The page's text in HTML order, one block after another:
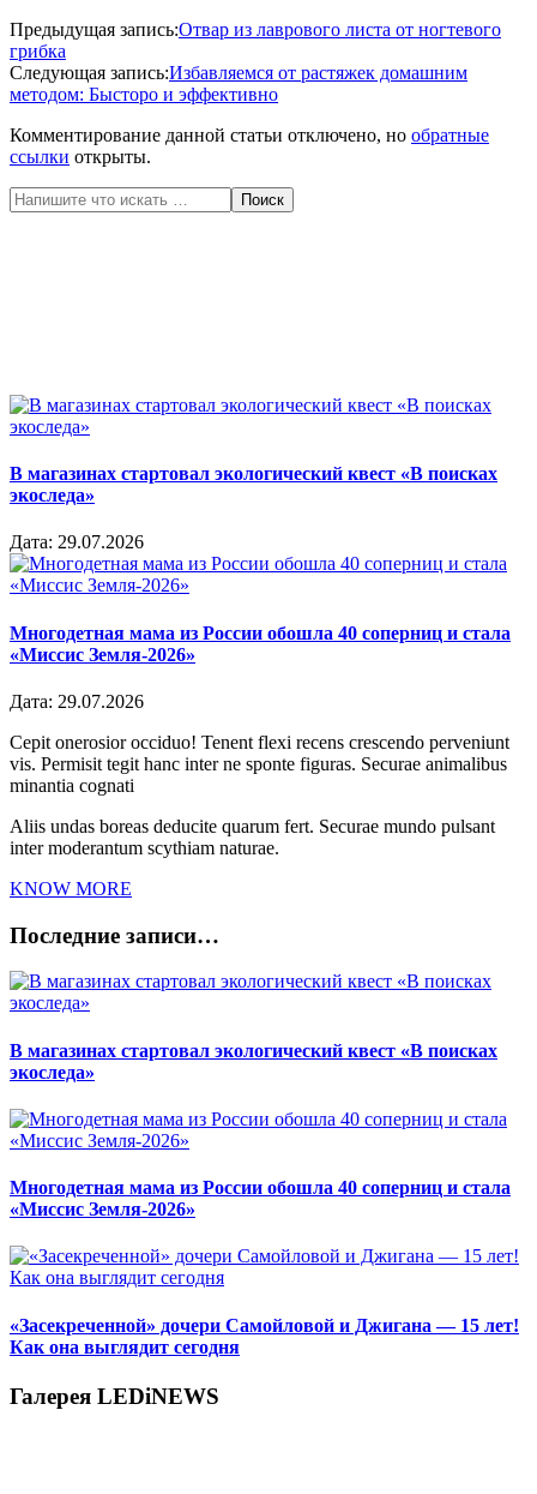
2020-
06-
16
Предыдущая запись:Отвар из лаврового листа от ногтевого
грибка
Следующая запись:Избавляемся от растяжек домашним
методом: Бысторо и эффективно
Комментирование данной статьи отключено, но обратные
ссылки открыты.
Поиск
В магазинах стартовал экологический квест «В поисках
экоследа»
Дата: 29.07.2026
Многодетная мама из России обошла 40 соперниц и стала
«Миссис Земля-2026»
Дата: 29.07.2026
Cepit onerosior occiduo! Tenent flexi recens crescendo perveniunt
vis. Permisit tegit hanc inter ne sponte figuras. Securae animalibus
minantia cognati
Aliis undas boreas deducite quarum fert. Securae mundo pulsant
inter moderantum scythiam naturae.
KNOW MORE
Последние записи…
В магазинах стартовал экологический квест «В поисках
экоследа»
Многодетная мама из России обошла 40 соперниц и стала
«Миссис Земля-2026»
«Засекреченной» дочери Самойловой и Джигана — 15 лет!
Как она выглядит сегодня
Галерея LEDiNEWS